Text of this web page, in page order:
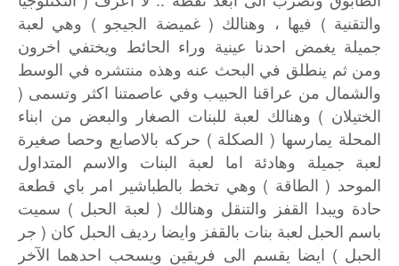
والتقنية ) فيها ، وهنالك (غميضة الجيجو ) وهي لعبة
جميلة يغمض احدنا عينية وراء الحائط ويختفي اخرون
ومن ثم ينطلق في البحث عنه وهذه منتشره في الوسط
والشمال من عراقنا الحبيب وفي عاصمتنا اكثر وتسمى (
الختيلان ) وهنالك لعبة للبنات الصغار والبعض من ابناء
المحلة يمارسها ( الصكلة ) حركه بالاصابع وحصا صغيرة
لعبة
جميلة وهادئة اما لعبة البنات والاسم
المتداول
الموحد ( الطاقة ) وهي تخط بالطباشير امر باي قطعة
حادة ويبدا القفز والتنقل وهنالك ( لعبة الحبل ) سميت
باسم الحبل لعبة بنات بالقفز وايضا رديف الحبل كان ( جر
الحبل ) ايضا يقسم الى فريقين ويسحب احدهما الآخر